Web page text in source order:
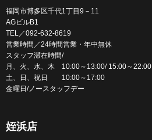
福岡市博多区千代1丁目9－11
AGビルB1
TEL／092-632-8619
営業時間／24時間営業・年中無休
スタッフ滞在時間/
月、火、水、木 10:00～13:00/ 15:00～22:00
土、日、祝日 10:00～17:00
金曜日/ノースタッフデー
姪浜店